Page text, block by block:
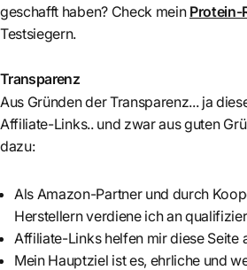
geschafft haben? Check mein Protein-
Testsiegern.
Transparenz
Aus Gründen der Transparenz... ja
Affiliate-Links.. und zwar aus guten
dazu:
Als Amazon-Partner und durch
Herstellern verdiene ich an
Affiliate-Links helfen mir diese Seite
Mein Hauptziel ist es, ehrliche und